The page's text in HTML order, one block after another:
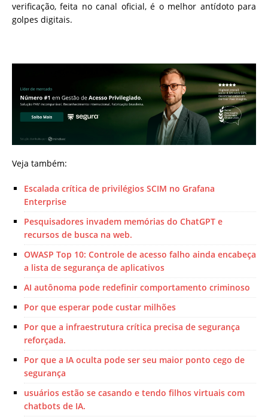
verificação, feita no canal oficial, é o melhor antídoto para
golpes digitais.
Veja também:
Escalada crítica de privilégios SCIM no Grafana
Enterprise
Pesquisadores invadem memórias do ChatGPT e
recursos de busca na web.
OWASP Top 10: Controle de acesso falho ainda encabeça
a lista de segurança de aplicativos
AI autônoma pode redefinir comportamento criminoso
Por que esperar pode custar milhões
Por que a infraestrutura crítica precisa de segurança
reforçada.
Por que a IA oculta pode ser seu maior ponto cego de
segurança
usuários estão se casando e tendo filhos virtuais com
chatbots de IA.